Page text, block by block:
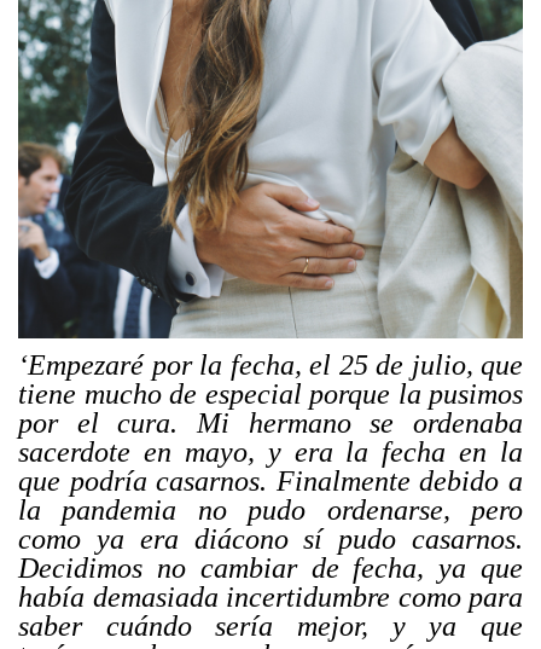
‘Empezaré por la fecha, el 25 de julio, que
tiene mucho de especial porque la pusimos
por el cura. Mi hermano se ordenaba
sacerdote en mayo, y era la fecha en la
que podría casarnos. Finalmente debido a
la pandemia no pudo ordenarse, pero
como ya era diácono sí pudo casarnos.
Decidimos no cambiar de fecha, ya que
había demasiada incertidumbre como para
saber cuándo sería mejor, y ya que